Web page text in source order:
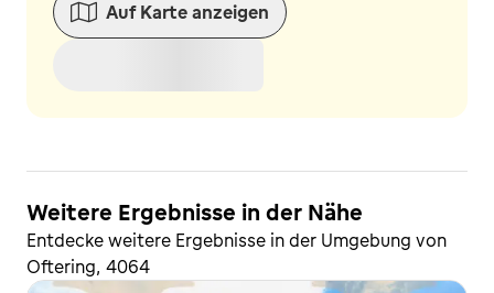
Auf Karte anzeigen
Weitere Ergebnisse in der Nähe
Entdecke weitere Ergebnisse in der Umgebung von
Oftering, 4064